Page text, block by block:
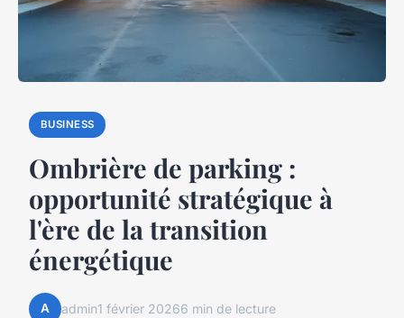
BUSINESS
Ombrière de parking :
opportunité stratégique à
l'ère de la transition
énergétique
A admin1 février 20266 min de lecture